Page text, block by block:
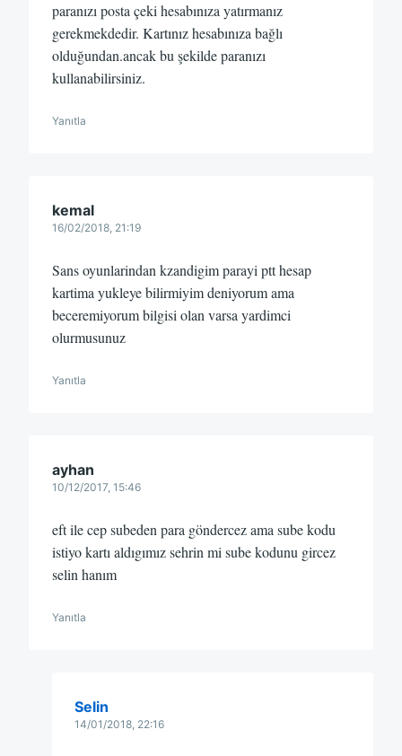
paranızı posta çeki hesabınıza yatırmanız
gerekmekdedir. Kartınız hesabınıza bağlı
olduğundan.ancak bu şekilde paranızı
kullanabilirsiniz.
Yanıtla
kemal
16/02/2018, 21:19
Sans oyunlarindan kzandigim parayi ptt hesap
kartima yukleye bilirmiyim deniyorum ama
beceremiyorum bilgisi olan varsa yardimci
olurmusunuz
Yanıtla
ayhan
10/12/2017, 15:46
eft ile cep subeden para göndercez ama sube kodu
istiyo kartı aldıgımız sehrin mi sube kodunu gircez
selin hanım
Yanıtla
Selin
14/01/2018, 22:16